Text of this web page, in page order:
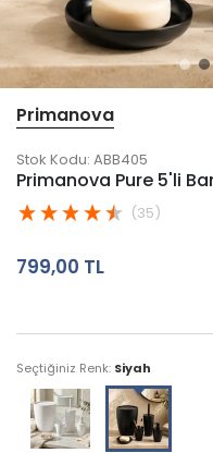
Primanova
Stok Kodu: ABB405
Primanova Pure 5'li
(35)
799,00 TL
Seçtiğiniz Renk: Siyah